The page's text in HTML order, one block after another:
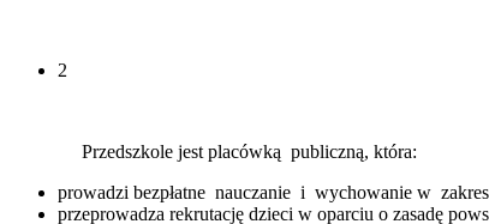
2
Przedszkole jest placówką publiczną, która:
prowadzi bezpłatne nauczanie i wychowanie w
przeprowadza rekrutację dzieci w oparciu o zasadę